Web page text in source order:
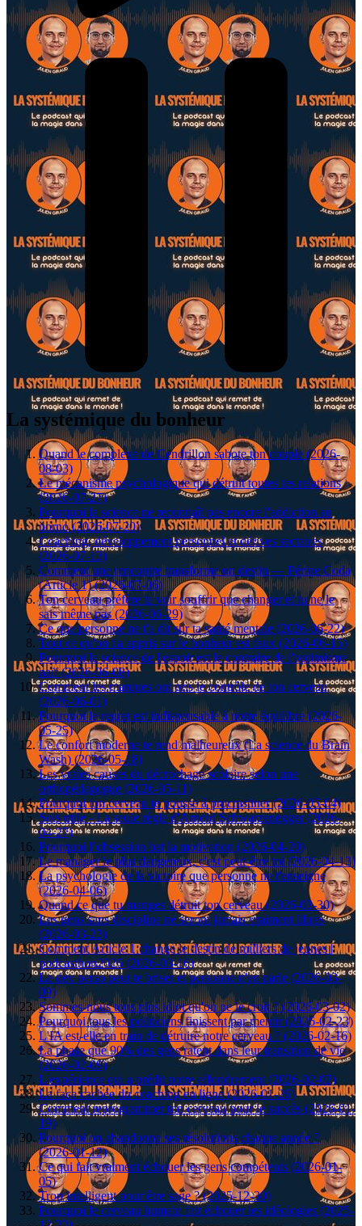
La systémique du bonheur
Quand le complexe de Cendrillon sabote ton couple (2026-
08-03)
Le mécanisme psychologique qui détruit toutes tes relations
(2026-07-27)
Pourquoi la science ne reconnaît pas encore l'addiction au
porno (2026-07-20)
Coaching, développement personnel et dérives sectaires
(2026-07-13)
Comment une rencontre transforme un destin — Périne Coda
(Article 1) (2026-07-06)
Ton cerveau préfère te voir souffrir que changer et tu ne le
sais même pas (2026-06-29)
Ce que personne ne t'a dit sur ta santé mentale (2026-06-22)
Tout ce qu'on t'a appris sur le bonheur est faux (2026-06-15)
Pourquoi la science de l'espoir est le contraire de l'optimisme
naïf (2026-06-08)
Comment les marques ont pris le contrôle de ton cerveau
(2026-06-01)
Pourquoi le regret est indispensable à notre équilibre (2026-
05-25)
Le confort moderne te rend malheureux (La science du Brain
Wash) (2026-05-18)
Les vraies causes du décrochage scolaire selon une
orthopédagogue (2026-05-11)
Pourquoi ton cerveau te pousse à procrastiner (2026-05-04)
Sois utile - La seule règle d'Arnold Schwarzenegger (2026-
04-27)
Pourquoi l’obsession bat la motivation (2026-04-20)
Le manager le plus dangereux, c'est peut-être toi (2026-04-13)
La psychologie de la victoire que personne ne t'enseigne
(2026-04-06)
Quand ce que tu manges détruit ton cerveau (2026-03-30)
Les gens sans discipline ne seront jamais vraiment libres
(2026-03-23)
Comment Article 1 change le destin de milliers de jeunes |
podcasthon2026 (2026-03-16)
Le dev perso peut te briser et personne n'en parle (2026-03-
09)
Sommes-nous tous plus idiot qu'on ne le croit ? (2026-03-02)
Pourquoi tous les politiciens finissent par mentir (2026-02-23)
L'IA est-elle en train de détruire notre cerveau ? (2026-02-16)
La phase que 90% des gens ratent dans leur transition de vie
(2026-02-09)
L'expérience qui a prédit notre effondrement (2026-02-02)
La face cachée du coaching en ligne (2026-01-26)
Comment reprogrammer ton cerveau pour le succès (2026-01-
19)
Pourquoi on abandonne ses résolutions chaque année ?
(2026-01-12)
Ce qui fait vraiment échouer les gens compétents (2026-01-
05)
Trop intelligent pour être sage ? (2025-12-30)
Pourquoi le cerveau humain fait échouer les idéologies (2025-